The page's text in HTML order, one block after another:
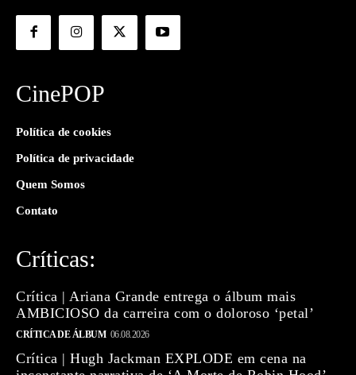
CinePOP
Política de cookies
Política de privacidade
Quem Somos
Contato
Críticas:
Crítica | Ariana Grande entrega o álbum mais
AMBICIOSO da carreira com o doloroso ‘petal’
CRÍTICA DE ÁLBUM 06.08.2026
Crítica | Hugh Jackman EXPLODE em cena na